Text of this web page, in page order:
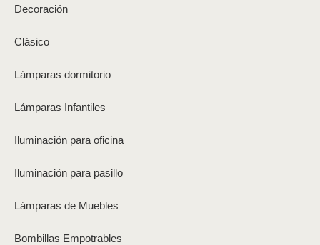
Decoración
Clásico
Lámparas dormitorio
Lámparas Infantiles
Iluminación para oficina
Iluminación para pasillo
Lámparas de Muebles
Bombillas Empotrables